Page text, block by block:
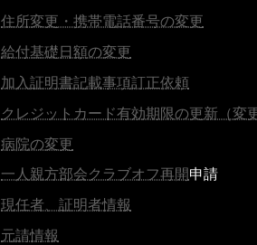
住所変更・携帯電話番号の変更
給付基礎日額の変更
加入証明書記載事項訂正依頼
クレジットカード有効期限の更新（変更
病院の変更
一人親方部会クラブオフ再開申請
現任者、証明者情報
元請情報